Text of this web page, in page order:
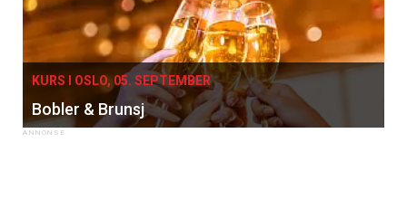
KURS I OSLO, 05. SEPTEMBER
Bobler & Brunsj